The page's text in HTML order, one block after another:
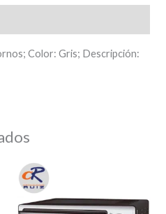
Color: Gris; Descripción: